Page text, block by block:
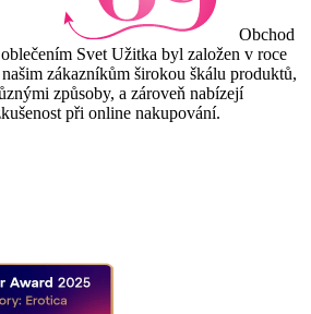
Obchod
Svet Užitka byl založen v roce
zákazníkům širokou škálu produktů,
způsoby, a zároveň nabízejí
při online nakupování.